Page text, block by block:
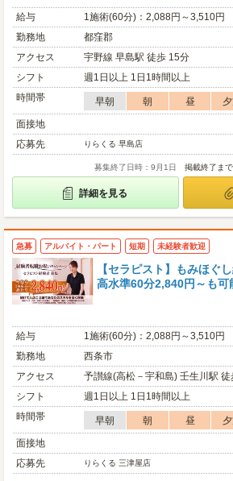
給与
1施術(60分)：2,088円～3,510円
勤務地
都窪郡
アクセス
宇野線 早島駅 徒歩 15分
シフト
週1日以上 1日1時間以上
時間帯
早朝 朝 昼
面接地
応募先
りらくる 早島店
募集終了日時：9月1日 掲載終了ま
詳細を見る
急募 アルバイト・パート 短期 未経験者歓迎
【セラピスト】もみほぐ
高水準60分2,840円～も可
給与
1施術(60分)：2,088円～3,510円
勤務地
西条市
アクセス
予讃線(高松－宇和島) 壬生川駅 徒
シフト
週1日以上 1日1時間以上
時間帯
早朝 朝 昼
面接地
応募先
りらくる 三津屋店